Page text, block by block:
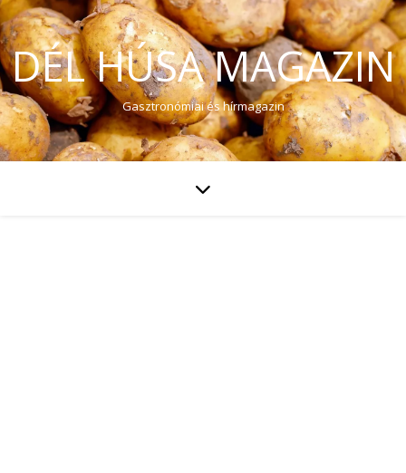
DÉL HÚSA MAGAZIN
Gasztronómiai és hírmagazin